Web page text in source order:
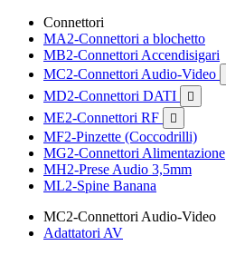
Connettori
MA2-Connettori a blochetto
MB2-Connettori Accendisigari
MC2-Connettori Audio-Video
MD2-Connettori DATI 
ME2-Connettori RF 
MF2-Pinzette (Coccodrilli)
MG2-Connettori Alimentazione
MH2-Prese Audio 3,5mm
ML2-Spine Banana
MC2-Connettori Audio-Video
Adattatori AV